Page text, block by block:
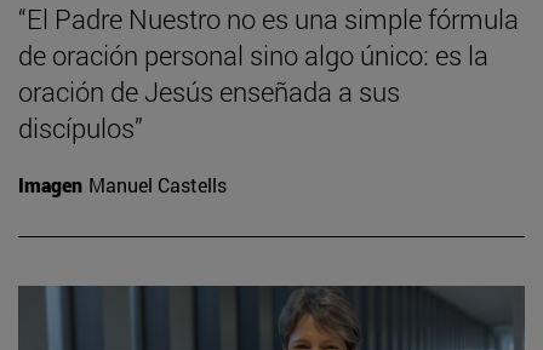
“El Padre Nuestro no es una simple fórmula
de oración personal sino algo único: es la
oración de Jesús enseñada a sus
discípulos”
Imagen Manuel Castells